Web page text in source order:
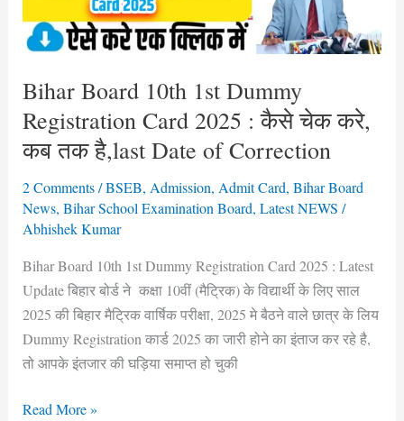
Bihar Board 10th 1st Dummy
Registration Card 2025 : कैसे चेक करे,
कब तक है,last Date of Correction
2 Comments /BSEB, Admission, Admit Card, Bihar Board
News, Bihar School Examination Board, Latest NEWS /
Abhishek Kumar
Bihar Board 10th 1st Dummy Registration Card 2025 : Latest
Update बिहार बोर्ड ने कक्षा 10वीं (मैट्रिक) के विद्यार्थी के लिए साल
2025 की बिहार मैट्रिक वार्षिक परीक्षा, 2025 मे बैठने वाले छात्र के लिय
Dummy Registration कार्ड 2025 का जारी होने का इंताज कर रहे है,
तो आपके इंतजार की घड़िया समाप्त हो चुकी
:
कैसे
करे,
कब
तक
Date
of
Correction
Read More »